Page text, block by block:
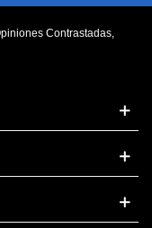
Contrastadas,